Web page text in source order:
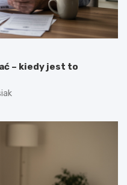
– kiedy jest to